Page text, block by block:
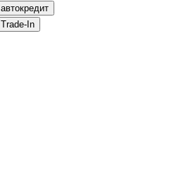
на автокредит
на Trade-In